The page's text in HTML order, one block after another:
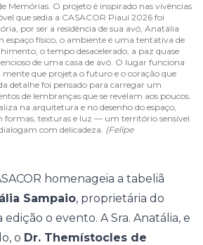
Memórias. O projeto é inspirado nas vivências
que sedia a CASACOR Piauí 2026 foi
por ser a residência de sua avó, Anatália
espaço físico, o ambiente é uma tentativa de
o tempo desacelerado, a paz quase
de uma casa de avó. O lugar funciona
que projeta o futuro e o coração que
detalhe foi pensado para carregar um
de lembranças que se revelam aos poucos.
na arquitetura e no desenho do espaço,
formas, texturas e luz — um território sensível
com delicadeza. (Felipe
homenageia a tabeliã
Sampaio, proprietária do
o evento. A Sra. Anatália, e
o Dr. Themístocles de